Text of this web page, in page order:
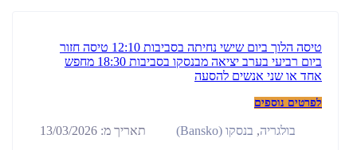
טיסה הלוך ביום שישי נחיתה בסביבות 12:10 טיסה חזור
ביום רביעי בערב יציאה מבנסקו בסביבות 18:30 מחפש
אחד או שני אנשים להסעה
לפרטים נוספים
בולגריה, בנסקו (Bansko) תאריך מ: 13/03/2026